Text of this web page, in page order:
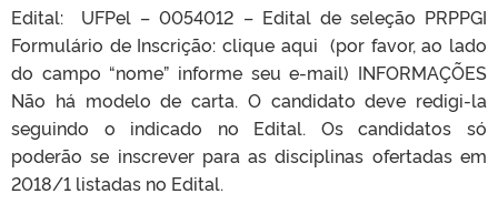
Edital: UFPel – 0054012 – Edital de seleção PRPPGI
Formulário de Inscrição: clique aqui (por favor, ao lado
do campo “nome” informe seu e-mail) INFORMAÇÕES
Não há modelo de carta. O candidato deve redigi-la
seguindo o indicado no Edital. Os candidatos só
poderão se inscrever para as disciplinas ofertadas em
2018/1 listadas no Edital.